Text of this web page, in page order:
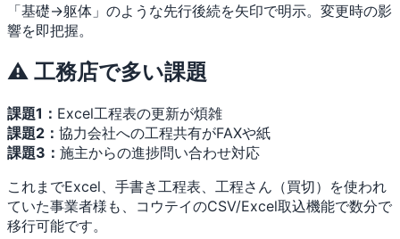
「基礎→躯体」のような先行後続を矢印で明示。変更時の影
響を即把握。
⚠️ 工務店で多い課題
課題1： Excel工程表の更新が煩雑
課題2： 協力会社への工程共有がFAXや紙
課題3： 施主からの進捗問い合わせ対応
これまでExcel、手書き工程表、工程さん（買切）を使われ
ていた事業者様も、コウテイのCSV/Excel取込機能で数分で
移行可能です。